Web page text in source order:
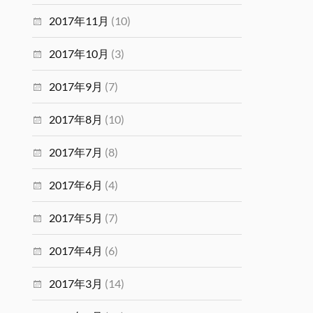
2017年11月 (10)
2017年10月 (3)
2017年9月 (7)
2017年8月 (10)
2017年7月 (8)
2017年6月 (4)
2017年5月 (7)
2017年4月 (6)
2017年3月 (14)